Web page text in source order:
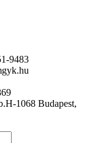
9483
H-1068 Budapest,